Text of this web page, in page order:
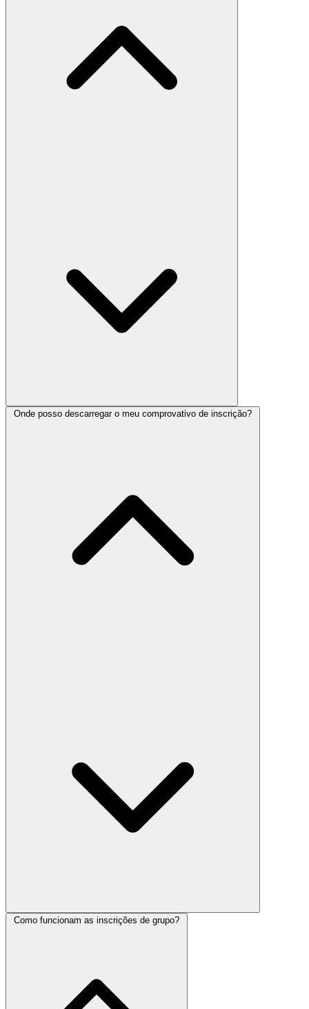
Onde posso descarregar o meu comprovativo de inscrição?
Como funcionam as inscrições de grupo?